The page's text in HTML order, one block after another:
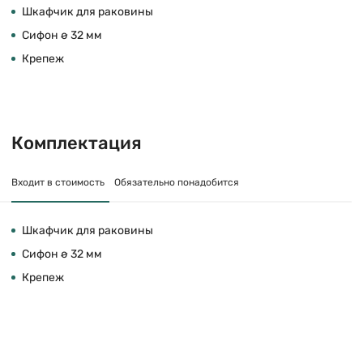
Шкафчик для раковины
Сифон ø 32 мм
Крепеж
Комплектация
Входит в стоимость Обязательно понадобится
Шкафчик для раковины
Сифон ø 32 мм
Крепеж